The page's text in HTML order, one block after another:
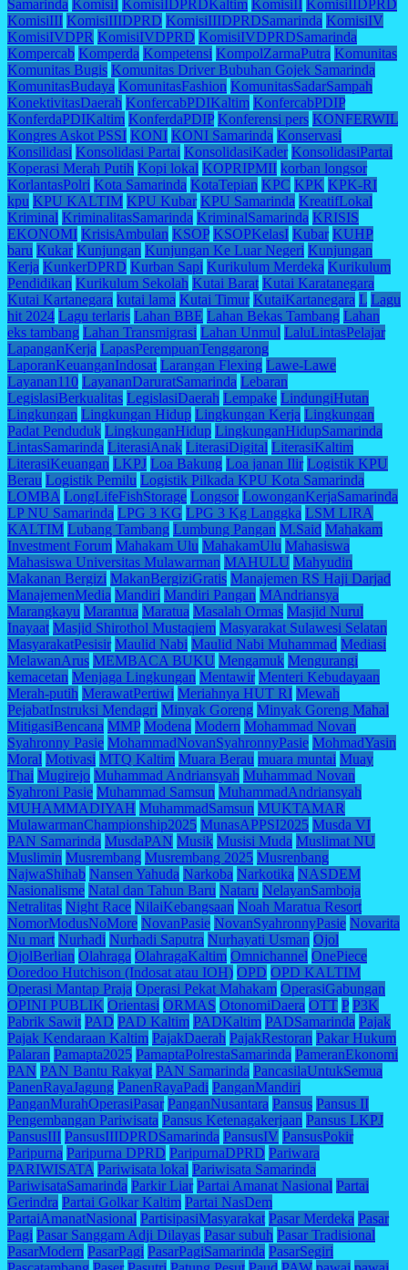
Samarinda KomisiI KomisiIDPRDKaltim KomisiII
KomisiIIDPRD
KomisiIII KomisiIIIDPRD KomisiIIIDPRDSamarinda KomisiIV
KomisiIVDPR KomisiIVDPRD KomisiIVDPRDSamarinda
Kompercab Komperda Kompetensi KompolZarmaPutra Komunitas
Komunitas Bugis Komunitas Driver Bubuhan Gojek Samarinda
KomunitasBudaya KomunitasFashion KomunitasSadarSampah
KonektivitasDaerah KonfercabPDIKaltim KonfercabPDIP
KonferdaPDIKaltim KonferdaPDIP Konferensi pers KONFERWIL
Kongres Askot PSSI KONI KONI Samarinda Konservasi
Konsilidasi Konsolidasi Partai KonsolidasiKader KonsolidasiPartai
Koperasi Merah Putih Kopi lokal KOPRIPMII korban longsor
KorlantasPolri Kota Samarinda KotaTepian KPC KPK KPK-RI
kpu KPU KALTIM KPU Kubar KPU Samarinda KreatifLokal
Kriminal KriminalitasSamarinda KriminalSamarinda KRISIS
EKONOMI KrisisAmbulan KSOP KSOPKelasI Kubar KUHP
baru Kukar Kunjungan Kunjungan Ke Luar Negeri Kunjungan
Kerja KunkerDPRD Kurban Sapi Kurikulum Merdeka Kurikulum
Pendidikan Kurikulum Sekolah Kutai Barat Kutai Karatanegara
Kutai Kartanegara kutai lama Kutai Timur KutaiKartanegara L Lagu
hit 2024 Lagu terlaris Lahan BBE Lahan Bekas Tambang Lahan
eks tambang Lahan Transmigrasi Lahan Unmul LaluLintasPelajar
LapanganKerja LapasPerempuanTenggarong
LaporanKeuanganIndosat Larangan Flexing Lawe-Lawe
Layanan110 LayananDaruratSamarinda Lebaran
LegislasiBerkualitas LegislasiDaerah Lempake LindungiHutan
Lingkungan Lingkungan Hidup Lingkungan Kerja Lingkungan
Padat Penduduk LingkunganHidup LingkunganHidupSamarinda
LintasSamarinda LiterasiAnak LiterasiDigital LiterasiKaltim
LiterasiKeuangan LKPJ Loa Bakung Loa janan Ilir Logistik KPU
Berau Logistik Pemilu Logistik Pilkada KPU Kota Samarinda
LOMBA LongLifeFishStorage Longsor LowonganKerjaSamarinda
LP NU Samarinda LPG 3 KG LPG 3 Kg Langgka LSM LIRA
KALTIM Lubang Tambang Lumbung Pangan M.Said Mahakam
Investment Forum Mahakam Ulu MahakamUlu Mahasiswa
Mahasiswa Universitas Mulawarman MAHULU Mahyudin
Makanan Bergizi MakanBergiziGratis Manajemen RS Haji Darjad
ManajemenMedia Mandiri Mandiri Pangan MAndriansya
Marangkayu Marantua Maratua Masalah Ormas Masjid Nurul
Inayaat Masjid Shirothol Mustaqiem Masyarakat Sulawesi Selatan
MasyarakatPesisir Maulid Nabi Maulid Nabi Muhammad Mediasi
MelawanArus MEMBACA BUKU Mengamuk Mengurangi
kemacetan Menjaga Lingkungan Mentawir Menteri Kebudayaan
Merah-putih MerawatPertiwi Meriahnya HUT RI Mewah
PejabatInstruksi Mendagri Minyak Goreng Minyak Goreng Mahal
MitigasiBencana MMP Modena Modern Mohammad Novan
Syahronny Pasie MohammadNovanSyahronnyPasie MohmadYasin
Moral Motivasi MTQ Kaltim Muara Berau muara muntai Muay
Thai Mugirejo Muhammad Andriansyah Muhammad Novan
Syahroni Pasie Muhammad Samsun MuhammadAndriansyah
MUHAMMADIYAH MuhammadSamsun MUKTAMAR
MulawarmanChampionship2025 MunasAPPSI2025 Musda VI
PAN Samarinda MusdaPAN Musik Musisi Muda Muslimat NU
Muslimin Musrembang Musrembang 2025 Musrenbang
NajwaShihab Nansen Yahuda Narkoba Narkotika NASDEM
Nasionalisme Natal dan Tahun Baru Nataru NelayanSamboja
Netralitas Night Race NilaiKebangsaan Noah Maratua Resort
NomorModusNoMore NovanPasie NovanSyahronnyPasie Novarita
Nu mart Nurhadi Nurhadi Saputra Nurhayati Usman Ojol
OjolBerlian Olahraga OlahragaKaltim Omnichannel OnePiece
Ooredoo Hutchison (Indosat atau IOH) OPD OPD KALTIM
Operasi Mantap Praja Operasi Pekat Mahakam OperasiGabungan
OPINI PUBLIK Orientasi ORMAS OtonomiDaera OTT P P3K
Pabrik Sawit PAD PAD Kaltim PADKaltim PADSamarinda Pajak
Pajak Kendaraan Kaltim PajakDaerah PajakRestoran Pakar Hukum
Palaran Pamapta2025 PamaptaPolrestaSamarinda PameranEkonomi
PAN PAN Bantu Rakyat PAN Samarinda PancasilaUntukSemua
PanenRayaJagung PanenRayaPadi PanganMandiri
PanganMurahOperasiPasar PanganNusantara Pansus Pansus II
Pengembangan Pariwisata Pansus Ketenagakerjaan Pansus LKPJ
PansusIII PansusIIIDPRDSamarinda PansusIV PansusPokir
Paripurna Paripurna DPRD ParipurnaDPRD Pariwara
PARIWISATA Pariwisata lokal Pariwisata Samarinda
PariwisataSamarinda Parkir Liar Partai Amanat Nasional Partai
Gerindra Partai Golkar Kaltim Partai NasDem
PartaiAmanatNasional PartisipasiMasyarakat Pasar Merdeka Pasar
Pagi Pasar Sanggam Adji Dilayas Pasar subuh Pasar Tradisional
PasarModern PasarPagi PasarPagiSamarinda PasarSegiri